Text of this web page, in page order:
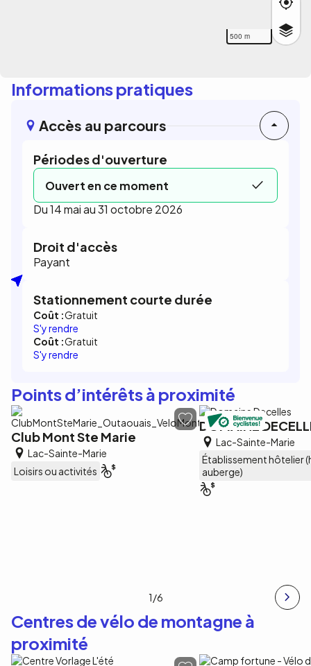
500 m
Informations pratiques
Accès au parcours
Périodes d'ouverture
Ouvert en ce moment
Du 14 mai au 31 octobre 2026
Droit d'accès
Payant
Stationnement courte durée
Coût :Gratuit
S'y rendre
Coût :Gratuit
S'y rendre
Points d’intérêts à proximité
Club Mont Ste Marie
Lac-Sainte-Marie
Loisirs ou activités
DOMAINE
Lac-Sainte-Marie
Établissement hôtelier
auberge)
1/6
Centres de vélo de montagne à
proximité